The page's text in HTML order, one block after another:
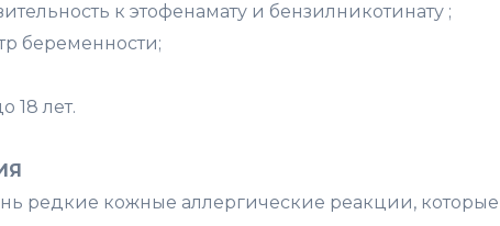
к этофенамату и бензилникотинату ;
беременности;
18 лет.
редкие кожные аллергические реакции,